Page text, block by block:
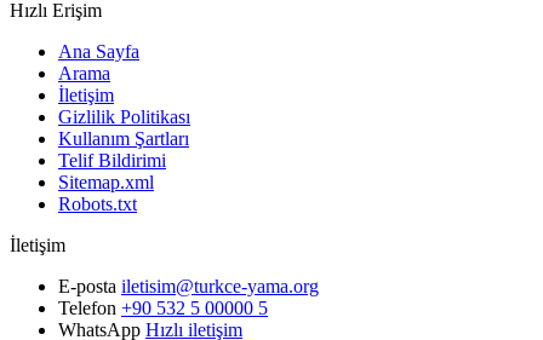
Hızlı Erişim
Ana Sayfa
Arama
İletişim
Gizlilik Politikası
Kullanım Şartları
Telif Bildirimi
Sitemap.xml
Robots.txt
İletişim
E-posta iletisim@turkce-yama.org
Telefon +90 532 5 00000 5
WhatsApp Hızlı iletişim